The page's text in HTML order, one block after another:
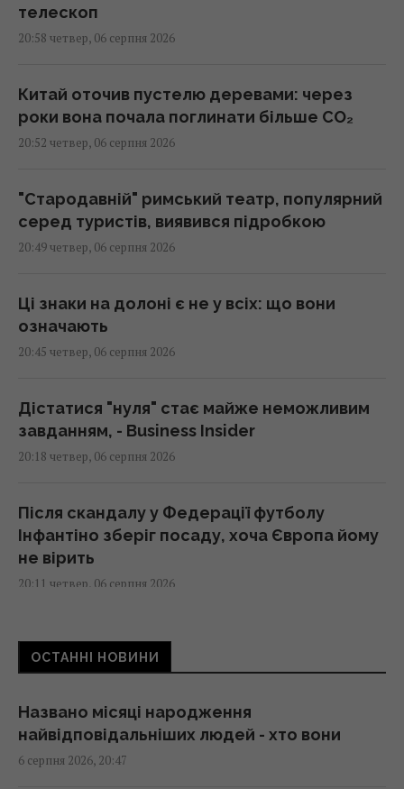
телескоп
20:58 четвер, 06 серпня 2026
Китай оточив пустелю деревами: через
роки вона почала поглинати більше CO₂
20:52 четвер, 06 серпня 2026
"Стародавній" римський театр, популярний
серед туристів, виявився підробкою
20:49 четвер, 06 серпня 2026
Ці знаки на долоні є не у всіх: що вони
означають
20:45 четвер, 06 серпня 2026
Дістатися "нуля" стає майже неможливим
завданням, - Business Insider
20:18 четвер, 06 серпня 2026
Після скандалу у Федерації футболу
Інфантіно зберіг посаду, хоча Європа йому
не вірить
20:11 четвер, 06 серпня 2026
Нікітюк з однорічним сином вирушила на
відпочинок у гори та нарвалася на хейт
Пісня, яка надихає: що каже дата
народження
ОСТАННІ НОВИНИ
Названо місяці народження
найвідповідальніших людей - хто вони
6 серпня 2026, 20:47